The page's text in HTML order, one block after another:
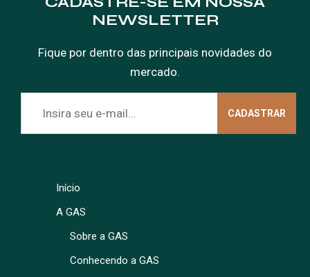
NEWSLETTER
Fique por dentro das principais novidades do
mercado.
Início
A GAS
Sobre a GAS
Conhecendo a GAS